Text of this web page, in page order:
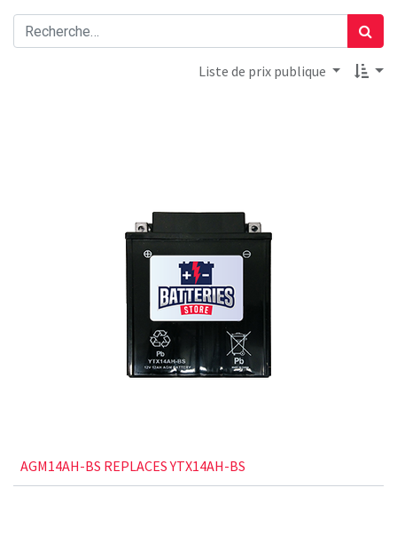
Liste de prix publique
AGM14AH-BS REPLACES YTX14AH-BS